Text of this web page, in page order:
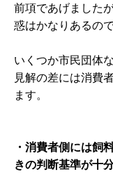
前項であげました
惑はかなりあるので
いくつか市民団体
見解の差には消費
ます。
・消費者側には飼
きの判断基準が十